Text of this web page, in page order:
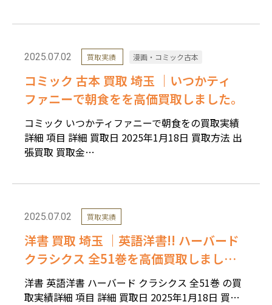
2025.07.02 買取実績 漫画・コミック古本
コミック 古本 買取 埼玉 ｜いつかティ
ファニーで朝食をを高価買取しました。
コミック いつかティファニーで朝食をの買取実績
詳細 項目 詳細 買取日 2025年1月18日 買取方法 出
張買取 買取金…
2025.07.02 買取実績
洋書 買取 埼玉 ｜英語洋書!! ハーバード
クラシクス 全51巻を高価買取しまし
た。
洋書 英語洋書 ハーバード クラシクス 全51巻 の買
取実績詳細 項目 詳細 買取日 2025年1月18日 買…